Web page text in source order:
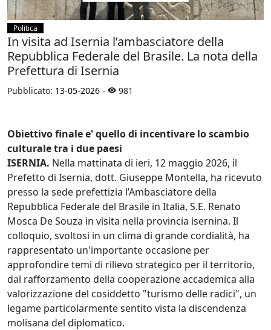
Politica
In visita ad Isernia l’ambasciatore della
Repubblica Federale del Brasile. La nota della
Prefettura di Isernia
Pubblicato: 13-05-2026 - 981
Obiettivo finale e' quello di incentivare lo scambio
culturale tra i due paesi
ISERNIA. Nella mattinata di ieri, 12 maggio 2026, il
Prefetto di Isernia, dott. Giuseppe Montella, ha ricevuto
presso la sede prefettizia l’Ambasciatore della
Repubblica Federale del Brasile in Italia, S.E. Renato
Mosca De Souza in visita nella provincia isernina. Il
colloquio, svoltosi in un clima di grande cordialità, ha
rappresentato un'importante occasione per
approfondire temi di rilievo strategico per il territorio,
dal rafforzamento della cooperazione accademica alla
valorizzazione del cosiddetto "turismo delle radici", un
legame particolarmente sentito vista la discendenza
molisana del diplomatico.